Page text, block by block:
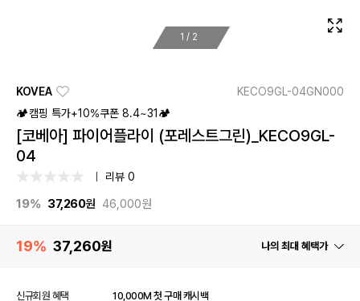
1 / 2
KOVEA
KECO9GL-04GN000
🏕️캠핑 특가+10%쿠폰 8.4~31🏕️
[코베아] 파이어플라이 (포레스트그린)_KECO9GL-
04
리뷰 0
19% 37,260원 46,000원
19% 37,260원 나의 최대 혜택가
신규회원 혜택
10,000M 첫 구매 캐시백